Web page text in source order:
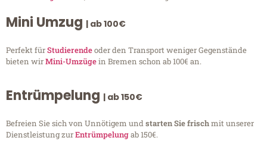
Mini Umzug | ab 100€
Perfekt fürStudierendeoder den Transport weniger Gegenstände
bieten wirMini-Umzügein Bremen schon ab 100€ an.
Entrümpelung | ab 150€
Befreien Sie sich von Unnötigem undstarten Sie frischmit unserer
Dienstleistung zurEntrümpelungab 150€.